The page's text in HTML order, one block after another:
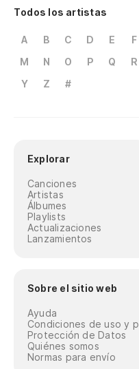
Todos los artistas
A B C D E F
M
N O P Q R
Y
Z #
Explorar
Canciones
Artistas
Álbumes
Playlists
Actualizaciones
Lanzamientos
Sobre el sitio web
Ayuda
Condiciones de uso y
Protección de Datos
Quiénes somos
Normas para envío